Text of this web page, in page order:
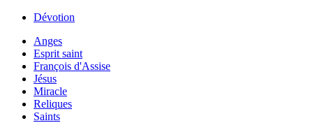
Dévotion
Anges
Esprit saint
François d'Assise
Jésus
Miracle
Reliques
Saints